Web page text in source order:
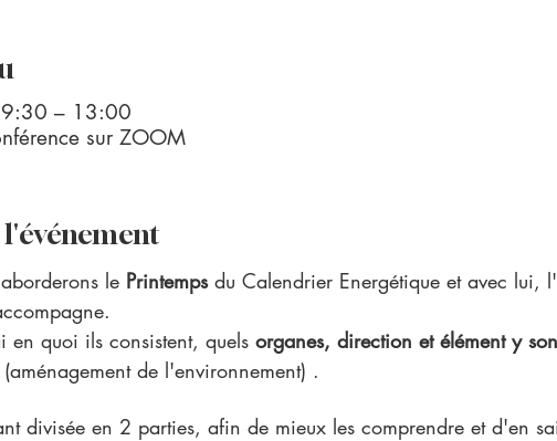
– 13:00
sur ZOOM
le Printemps du Calendrier Energétique et avec lui,
en quoi ils consistent, quels organes, direction et élément y
(aménagement de l'environnement) .
divisée en 2 parties, afin de mieux les comprendre et d'en